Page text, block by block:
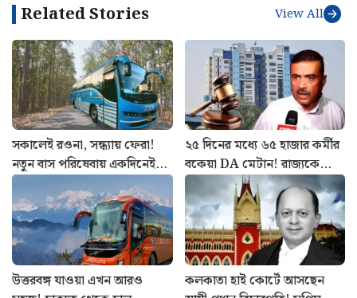
Related Stories View All
সকালেই রওনা, সন্ধ্যায় ফেরা!
নতুন বাস পরিষেবায় একদিনেই
ঘুরুন ঝাড়গ্রাম
২৫ দিনের মধ্যে ৬৫ হাজার কর্মীর
বকেয়া DA মেটান! রাজ্যকে
বিরাট নির্দেশ, কাদের কপাল
খুলল?
উত্তরবঙ্গ যাওয়া এখন আরও
কলকাতা হাই কোর্টে আসছেন